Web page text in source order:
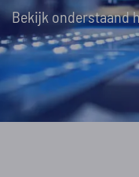
Bekijk onderstaand